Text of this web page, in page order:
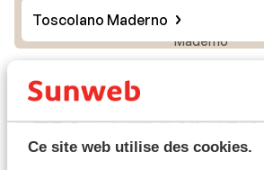
Ce site web utilise des cookies.
Photo de Toscolano
Maderno
Toscolano Maderno